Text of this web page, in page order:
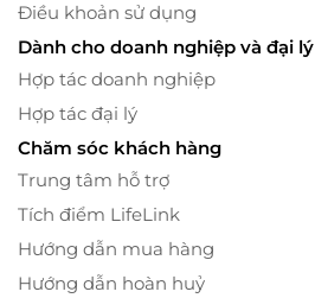
Điều khoản sử dụng
Dành cho doanh nghiệp và đại lý
Hợp tác doanh nghiệp
Hợp tác đại lý
Chăm sóc khách hàng
Trung tâm hỗ trợ
Tích điểm LifeLink
Hướng dẫn mua hàng
Hướng dẫn hoàn huỷ